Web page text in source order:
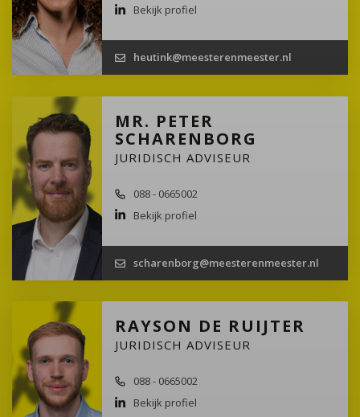
Bekijk profiel
heutink@meesterenmeester.nl
MR. PETER
SCHARENBORG
JURIDISCH ADVISEUR
088 - 0665002
Bekijk profiel
scharenborg@meesterenmeester.nl
RAYSON DE RUIJTER
JURIDISCH ADVISEUR
088 - 0665002
Bekijk profiel